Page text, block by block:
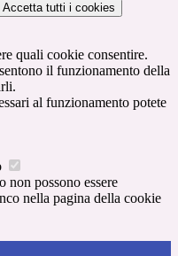
Accetta tutti i cookies
quali cookie consentire.
il funzionamento della
al funzionamento potete
non possono essere
nella pagina della cookie